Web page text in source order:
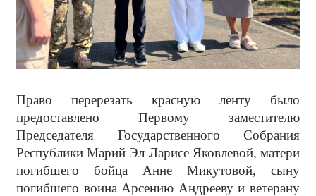
Право перерезать красную ленту было
предоставлено Первому заместителю
Председателя Государственного Собрания
Республики Марий Эл Ларисе Яковлевой, матери
погибшего бойца Анне Микутовой, сыну
погибшего воина Арсению Андрееву и ветерану